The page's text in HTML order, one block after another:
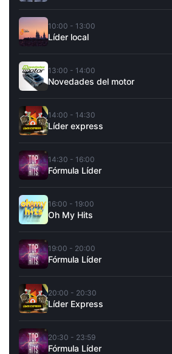
10:00 - 13:00
Líder local
13:00 - 14:00
Novedades del motor
14:00 - 14:30
Líder express
14:30 - 16:00
Fórmula Líder
16:00 - 19:00
Oh My Hits
19:00 - 20:00
Fórmula Líder
20:00 - 20:30
Líder Express
20:30 - 23:59
Fórmula Líder